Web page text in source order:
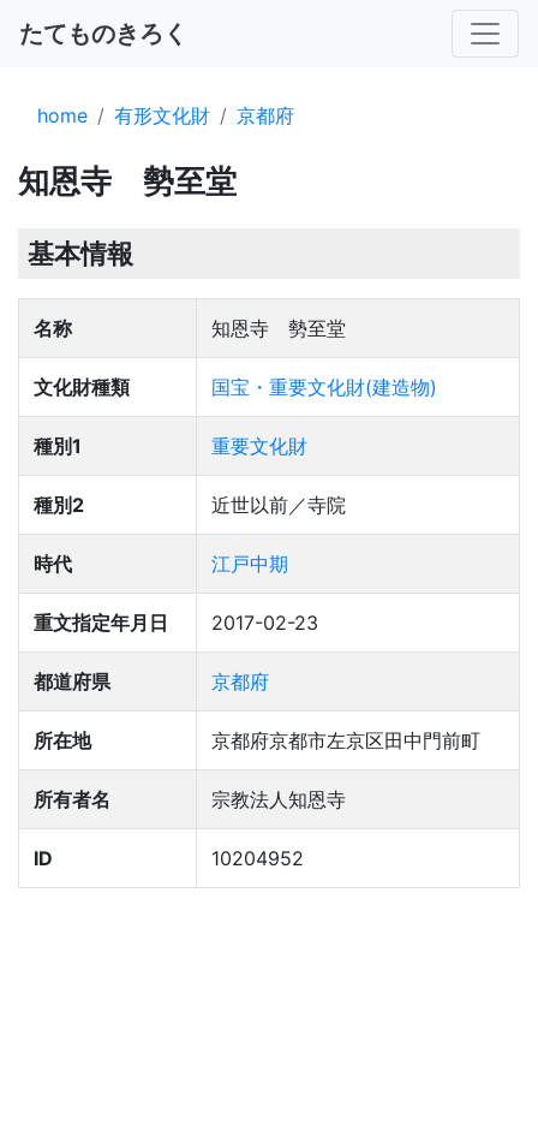
たてものきろく
home 有形文化財 京都府
知恩寺 勢至堂
基本情報
名称 知恩寺 勢至堂
文化財種類 国宝・重要文化財(建造物)
種別1 重要文化財
種別2 近世以前／寺院
時代 江戸中期
重文指定年月日 2017-02-23
都道府県 京都府
所在地 京都府京都市左京区田中門前町
所有者名 宗教法人知恩寺
ID 10204952